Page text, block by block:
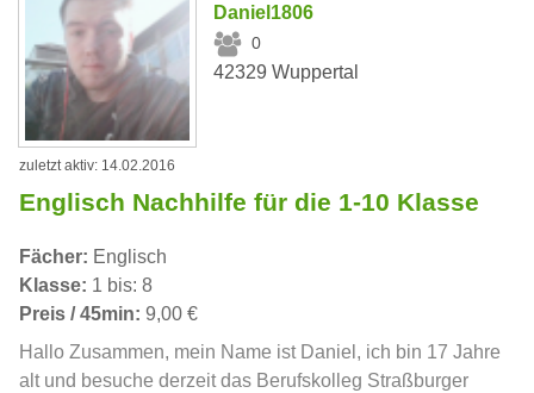
Daniel1806
0
42329 Wuppertal
zuletzt aktiv: 14.02.2016
Englisch Nachhilfe für die 1-10 Klasse
Fächer: Englisch
Klasse: 1 bis: 8
Preis / 45min: 9,00 €
Hallo Zusammen, mein Name ist Daniel, ich bin 17 Jahre
alt und besuche derzeit das Berufskolleg Straßburger